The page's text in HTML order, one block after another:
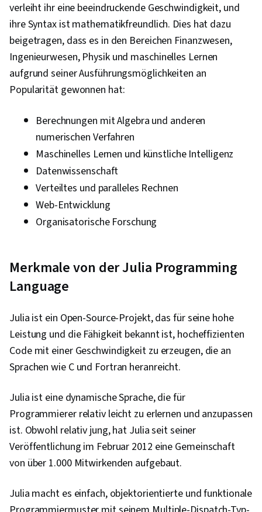
verleiht ihr eine beeindruckende Geschwindigkeit, und
ihre Syntax ist mathematikfreundlich. Dies hat dazu
beigetragen, dass es in den Bereichen Finanzwesen,
Ingenieurwesen, Physik und maschinelles Lernen
aufgrund seiner Ausführungsmöglichkeiten an
Popularität gewonnen hat:
Berechnungen mit Algebra und anderen
numerischen Verfahren
Maschinelles Lernen und künstliche Intelligenz
Datenwissenschaft
Verteiltes und paralleles Rechnen
Web-Entwicklung
Organisatorische Forschung
Merkmale von der Julia Programming
Language
Julia ist ein Open-Source-Projekt, das für seine hohe
Leistung und die Fähigkeit bekannt ist, hocheffizienten
Code mit einer Geschwindigkeit zu erzeugen, die an
Sprachen wie C und Fortran heranreicht.
Julia ist eine dynamische Sprache, die für
Programmierer relativ leicht zu erlernen und anzupassen
ist. Obwohl relativ jung, hat Julia seit seiner
Veröffentlichung im Februar 2012 eine Gemeinschaft
von über 1.000 Mitwirkenden aufgebaut.
Julia macht es einfach, objektorientierte und funktionale